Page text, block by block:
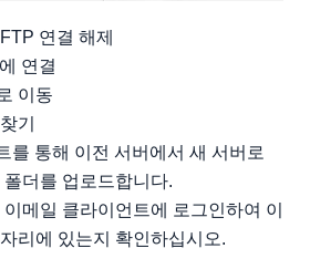
연결 해제
연결
이동
기
를 통해 이전 서버에서 새 서버로
더를 업로드합니다.
메일 클라이언트에 로그인하여 이
리에 있는지 확인하십시오.